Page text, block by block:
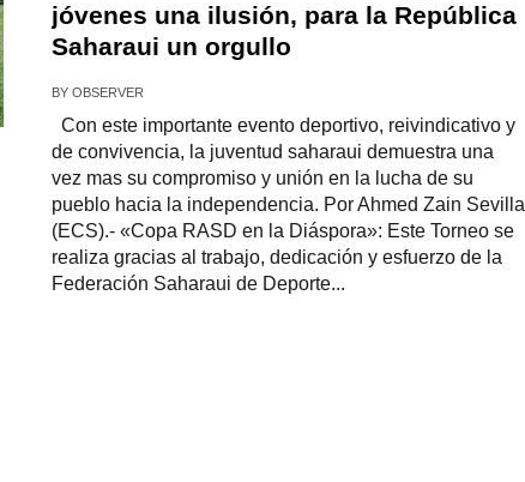
jóvenes una ilusión, para la República
Saharaui un orgullo
BY OBSERVER
Con este importante evento deportivo, reivindicativo y
de convivencia, la juventud saharaui demuestra una
vez mas su compromiso y unión en la lucha de su
pueblo hacia la independencia. Por Ahmed Zain Sevilla
(ECS).- «Copa RASD en la Diáspora»: Este Torneo se
realiza gracias al trabajo, dedicación y esfuerzo de la
Federación Saharaui de Deporte...